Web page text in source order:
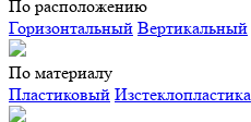
По расположению
Горизонтальный Вертикальный
По материалу
Пластиковый Изстеклопластика